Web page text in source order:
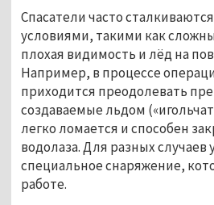
Спасатели часто
условиями, такими как
плохая видимость и лёд на
Например, в процессе
приходится преодолевать
создаваемые льдом
легко ломается и способен
водолаза. Для разных случаев
специальное снаряжение,
работе.